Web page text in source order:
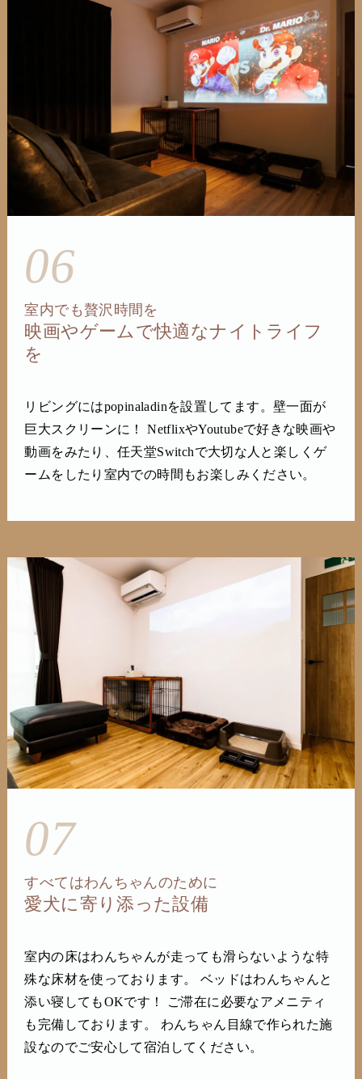
06
室内でも贅沢時間を
映画やゲームで快適なナイトライフ
を
リビングにはpopinaladinを設置してます。壁一面が
巨大スクリーンに！ NetflixやYoutubeで好きな映画や
動画をみたり、任天堂Switchで大切な人と楽しくゲ
ームをしたり室内での時間もお楽しみください。
07
すべてはわんちゃんのために
愛犬に寄り添った設備
室内の床はわんちゃんが走っても滑らないような特
殊な床材を使っております。 ベッドはわんちゃんと
添い寝してもOKです！ ご滞在に必要なアメニティ
も完備しております。 わんちゃん目線で作られた施
設なのでご安心して宿泊してください。